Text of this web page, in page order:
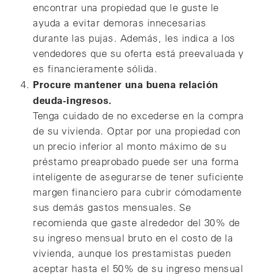
encontrar una propiedad que le guste le
ayuda a evitar demoras innecesarias
durante las pujas. Además, les indica a los
vendedores que su oferta está preevaluada y
es financieramente sólida.
Procure mantener una buena relación
deuda-ingresos.
Tenga cuidado de no excederse en la compra
de su vivienda. Optar por una propiedad con
un precio inferior al monto máximo de su
préstamo preaprobado puede ser una forma
inteligente de asegurarse de tener suficiente
margen financiero para cubrir cómodamente
sus demás gastos mensuales. Se
recomienda que gaste alrededor del 30% de
su ingreso mensual bruto en el costo de la
vivienda, aunque los prestamistas pueden
aceptar hasta el 50% de su ingreso mensual